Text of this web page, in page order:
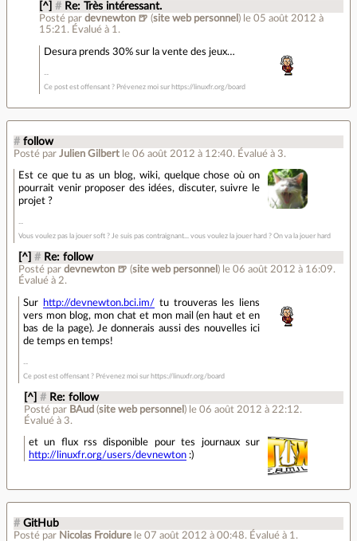
[^] # Re: Très intéressant.
Posté par devnewton 🍺 (site web personnel ) le 05 août 2012 à
15:21 . Évalué à 1 .
Desura prends 30% sur la vente des jeux…
Ce post est offensant ? Prévenez moi sur https://linuxfr.org/board
# follow
Posté par Julien Gilbert le 06 août 2012 à 12:40. Évalué à 3.
Est ce que tu as un blog, wiki, quelque chose où on
pourrait venir proposer des idées, discuter, suivre le
projet ?
Vous voulez pas la jouer soft ? Je suis pas contraignant... vous voulez la jouer hard ? On va la jouer hard
[^] # Re: follow
Posté pardevnewton 🍺 (site web personnel ) le 06 août 2012 à 16:09.
Évalué à 2.
Sur http://devnewton.bci.im/ tu trouveras les liens
vers mon blog, mon chat et mon mail (en haut et en
bas de la page). Je donnerais aussi des nouvelles ici
de temps en temps!
Ce post est offensant ? Prévenez moi sur https://linuxfr.org/board
[^] # Re: follow
Posté par BAud (site web personnel ) le 06 août 2012 à 22:12.
Évalué à 3.
et un flux rss disponible pour tes journaux sur
http://linuxfr.org/users/devnewton:)
# GitHub
Posté par Nicolas Froidure le 07 août 2012 à 00:48. Évalué à 1 .